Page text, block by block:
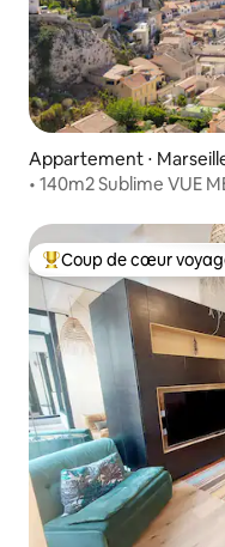
Appartement ⋅
• 140m2 Sublime VUE
Coups de cœur
Coup de cœur